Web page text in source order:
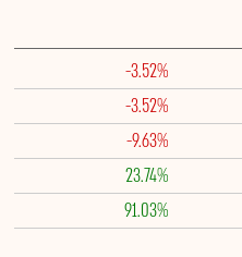
-3.52%
-3.52%
-9.63%
23.74%
91.03%